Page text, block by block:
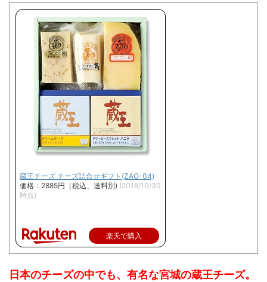
蔵王チーズ チーズ詰合せギフト(ZAO-04)
価格：2885円（税込、送料別) (2018/10/30
時点)
楽天で購入
日本のチーズの中でも、有名な宮城の蔵王チーズ。